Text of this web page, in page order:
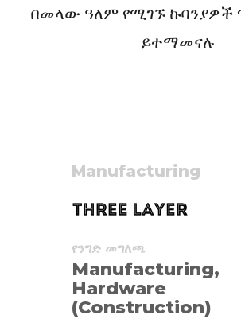
በመላው ዓለም የሚገኙ ኩባንያዎች
ይተማመናሉ
Manufacturing
የንግድ መግለጫ
Manufacturing,
Hardware
(Construction)